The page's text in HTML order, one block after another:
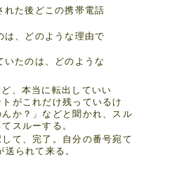
れた後どこの携帯電話
は、どのような理由で
いたのは、どのような
、本当に転出していい
がこれだけ残っているけ
か？」などと聞かれ、スル
スルーする。
て、完了。自分の番号宛て
られて来る。